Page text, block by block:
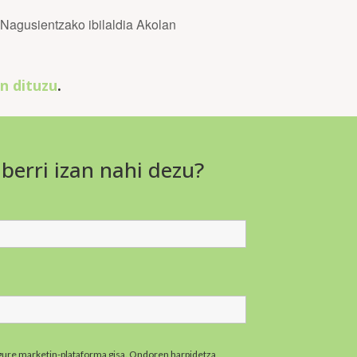
ibilaldia Akolan
dituzu.
izan nahi dezu?
marketin-plataforma gisa. Ondoren harpidetza